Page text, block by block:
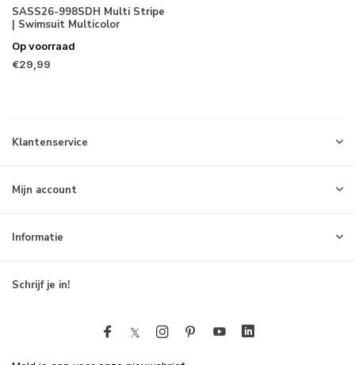
SASS26-998SDH Multi Stripe
| Swimsuit Multicolor
Op voorraad
€29,99
Klantenservice
Mijn account
Informatie
Schrijf je in!